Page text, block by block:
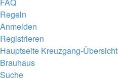
Regeln
Anmelden
Registrieren
Hauptseite Kreuzgang-Übersicht
Brauhaus
Suche